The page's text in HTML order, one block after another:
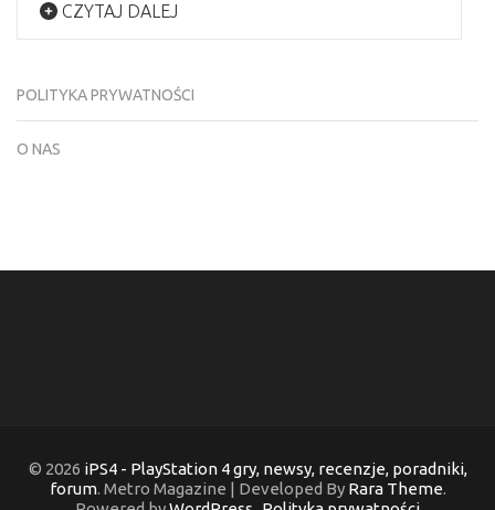
CZYTAJ DALEJ
POLITYKA PRYWATNOŚCI
O NAS
© 2026 iPS4 - PlayStation 4 gry, newsy, recenzje, poradniki,
forum. Metro Magazine | Developed By Rara Theme.